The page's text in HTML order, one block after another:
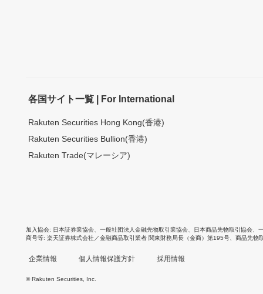
各国サイト一覧 | For International
Rakuten Securities Hong Kong(香港)
Rakuten Securities Bullion(香港)
Rakuten Trade(マレーシア)
加入協会 日本証券業協会 一般社団法人金融先物取引業協会 日本商品先物取引協会
商号等 楽天証券株式会社／金融商品取引業者 関東財務局長（金商）第195号、商品先物
企業情報 個人情報保護方針 採用情報
© Rakuten Securities, Inc.